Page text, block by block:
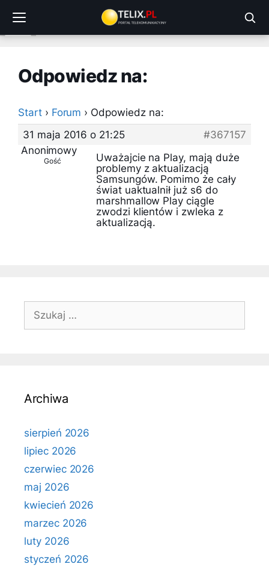
treści
Odpowiedz na:
Start › Forum › Odpowiedz na:
31 maja 2016 o 21:25
#367157
Anonimowy
Gość
Uważajcie na Play, mają duże
problemy z aktualizacją
Samsungów. Pomimo że cały
świat uaktualnił już s6 do
marshmallow Play ciągle
zwodzi klientów i zwleka z
aktualizacją.
Szukaj:
Archiwa
sierpień 2026
lipiec 2026
czerwiec 2026
maj 2026
kwiecień 2026
marzec 2026
luty 2026
styczeń 2026